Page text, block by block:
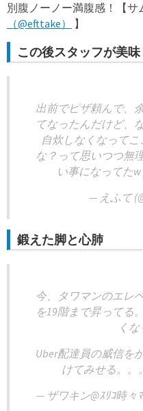
別腹ノーノー満腹感！【
（@efttake）
】
この後スタッフが美味
出前でピザ頼んで、
てなったんだけど、
自炊しなくなって
な？って思いつつ無
い事になってたw
— えふて
鍛えた脚と心肺
今、タワマンのエレ
を19階まで昇ってる
く
Uber配達員の威信を
けてみせる。。
— ザワキン@ｽﾘｺ時々